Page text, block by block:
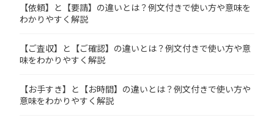
【依頼】と【要請】の違いとは？例文付きで使い方や意味を
わかりやすく解説
【ご査収】と【ご確認】の違いとは？例文付きで使い方や意
味をわかりやすく解説
【お手すき】と【お時間】の違いとは？例文付きで使い方や
意味をわかりやすく解説